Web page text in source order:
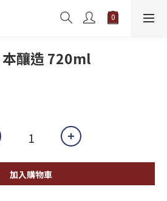
本釀造 720ml
加入購物車